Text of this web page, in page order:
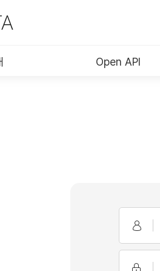
Open API